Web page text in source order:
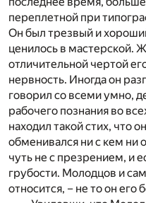
переплетной при
Он был трезвый и
ценилось в мастерской.
отличительной чертой
нервность. Иногда он
говорил со всеми умно,
рабочего познания во
находил такой стих, что
обменивался ни с кем ни
чуть не с презрением, и
грубости. Молодцов и
относится, – не то он его